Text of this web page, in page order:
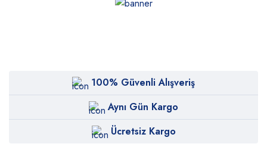
100% Güvenli Alışveriş
Aynı Gün Kargo
Ücretsiz Kargo